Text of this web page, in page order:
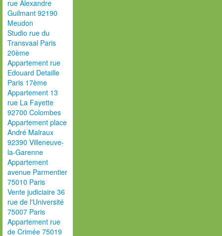
rue Alexandre
Guilmant 92190
Meudon
Studio rue du
Transvaal Paris
20ème
Appartement rue
Edouard Detaille
Paris 17ème
Appartement 13
rue La Fayette
92700 Colombes
Appartement place
André Malraux
92390 Villeneuve-
la-Garenne
Appartement
avenue Parmentier
75010 Paris
Vente judiciaire 36
rue de l'Université
75007 Paris
Appartement rue
de Crimée 75019